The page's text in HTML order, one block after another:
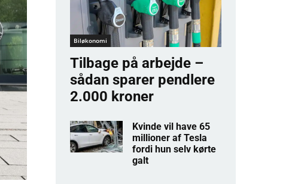
Biløkonomi
Tilbage på arbejde –
sådan sparer pendlere
2.000 kroner
Kvinde vil have 65
millioner af Tesla
fordi hun selv kørte
galt